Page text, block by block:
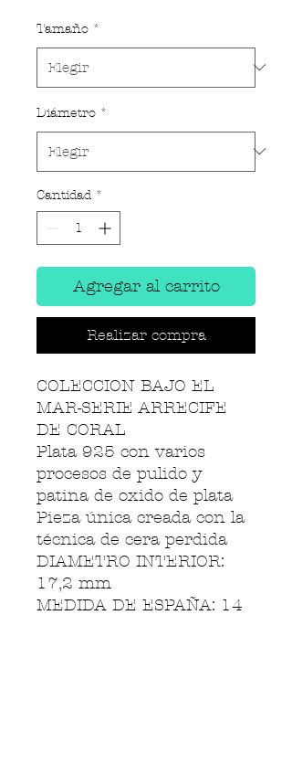
Tamaño *
Diámetro *
Cantidad *
Agregar al carrito
Realizar compra
COLECCION BAJO EL
MAR-SERIE ARRECIFE
DE CORAL
Plata 925 con varios
procesos de pulido y
patina de oxido de plata
Pieza única creada con la
técnica de cera perdida
DIAMETRO INTERIOR:
17,2 mm
MEDIDA DE ESPAÑA: 14